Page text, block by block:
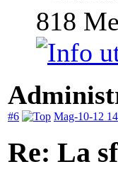
818
#6 Mag-10-12
Re: La